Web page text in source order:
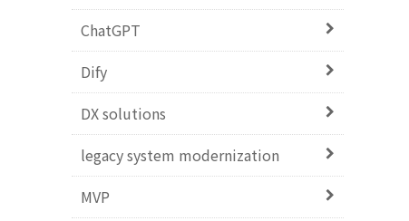
ChatGPT
Dify
DX solutions
legacy system modernization
MVP